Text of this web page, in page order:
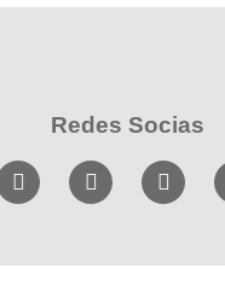
Redes Socias